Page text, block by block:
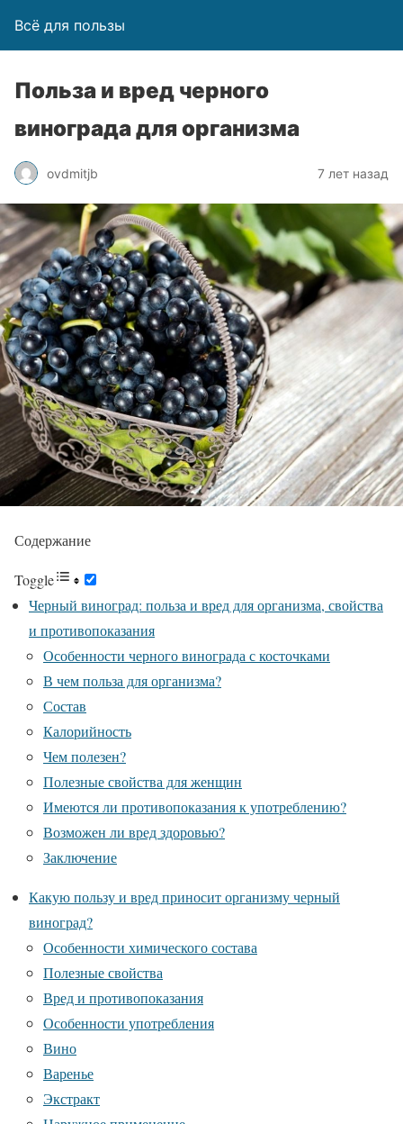
Всё для пользы
Польза и вред черного
винограда для организма
ovdmitjb 7 лет назад
Содержание
Toggle
Черный виноград: польза и вред для организма, свойства
и противопоказания
Особенности черного винограда с косточками
В чем польза для организма?
Состав
Калорийность
Чем полезен?
Полезные свойства для женщин
Имеются ли противопоказания к употреблению?
Возможен ли вред здоровью?
Заключение
Какую пользу и вред приносит организму черный
виноград?
Особенности химического состава
Полезные свойства
Вред и противопоказания
Особенности употребления
Вино
Варенье
Экстракт